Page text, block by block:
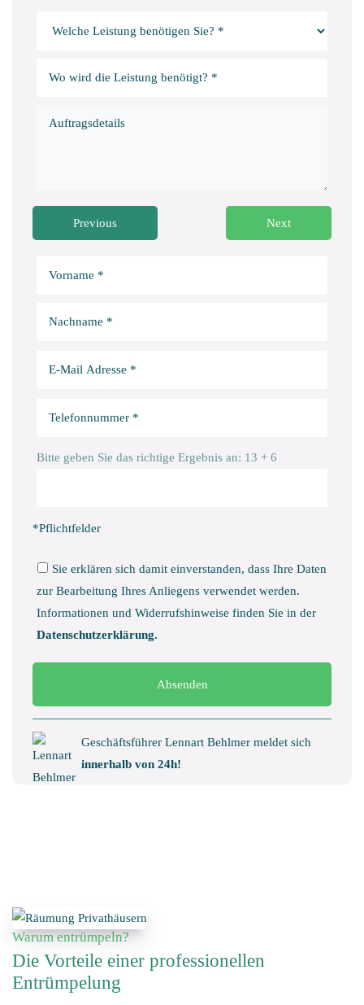
Previous Next
dieses
Bitte
leer.
Bitte geben Sie das richtige Ergebnis an: 13 + 6
*Pflichtfelder
Sie erklären sich damit einverstanden, dass Ihre Daten
zur Bearbeitung Ihres Anliegens verwendet werden.
Informationen und Widerrufshinweise finden Sie in der
Datenschutzerklärung.
Bitte
dieses
Feld
leer.
Geschäftsführer Lennart Behlmer meldet sich
innerhalb von 24h!
Warum entrümpeln?
Die Vorteile einer professionellen
Entrümpelung